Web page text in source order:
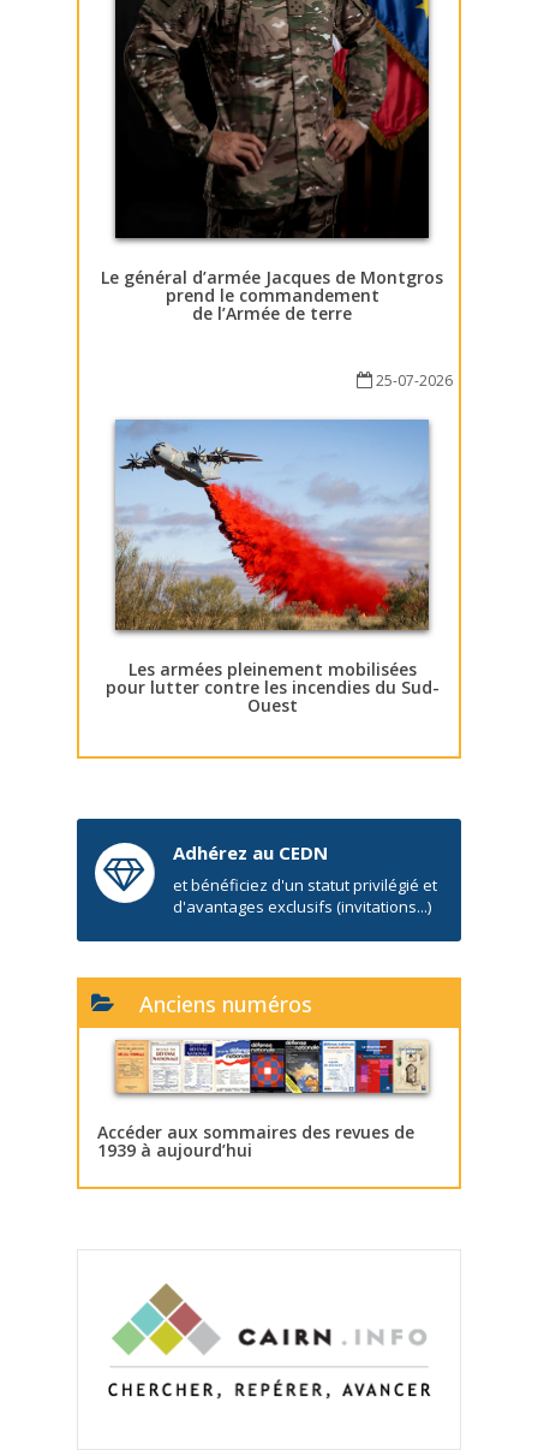
Le général d’armée Jacques de Montgros
prend le commandement
de l’Armée de terre
25-07-2026
Les armées pleinement mobilisées
pour lutter contre les incendies du Sud-
Ouest
Adhérez au CEDN
et bénéficiez d'un statut privilégié et
d'avantages exclusifs (invitations...)
Anciens numéros
Accéder aux sommaires des revues de
1939 à aujourd’hui